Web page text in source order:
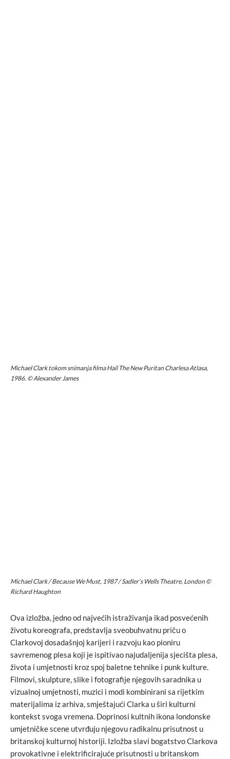
Michael Clark tokom snimanja filmaHail The New Puritan Charlesa Atlasa,
1986. © Alexander James
Michael Clark /Because We Must, 1987 / Sadler’s Wells Theatre, London ©
Richard Haughton
Ova izložba, jedno od najvećih istraživanja ikad posvećenih
životu koreografa, predstavlja sveobuhvatnu priču o
Clarkovoj dosadašnjoj karijeri i razvoju kao pioniru
savremenog plesa koji je ispitivao najudaljenija sjecišta plesa,
života i umjetnosti kroz spoj baletne tehnike i punk kulture.
Filmovi, skulpture, slike i fotografije njegovih saradnika u
vizualnoj umjetnosti, muzici i modi kombinirani sa rijetkim
materijalima iz arhiva, smještajući Clarka u širi kulturni
kontekst svoga vremena. Doprinosi kultnih ikona londonske
umjetničke scene utvrđuju njegovu radikalnu prisutnost u
britanskoj kulturnoj historiji. Izložba slavi bogatstvo Clarkova
provokativne i elektrificirajuće prisutnosti u britanskom